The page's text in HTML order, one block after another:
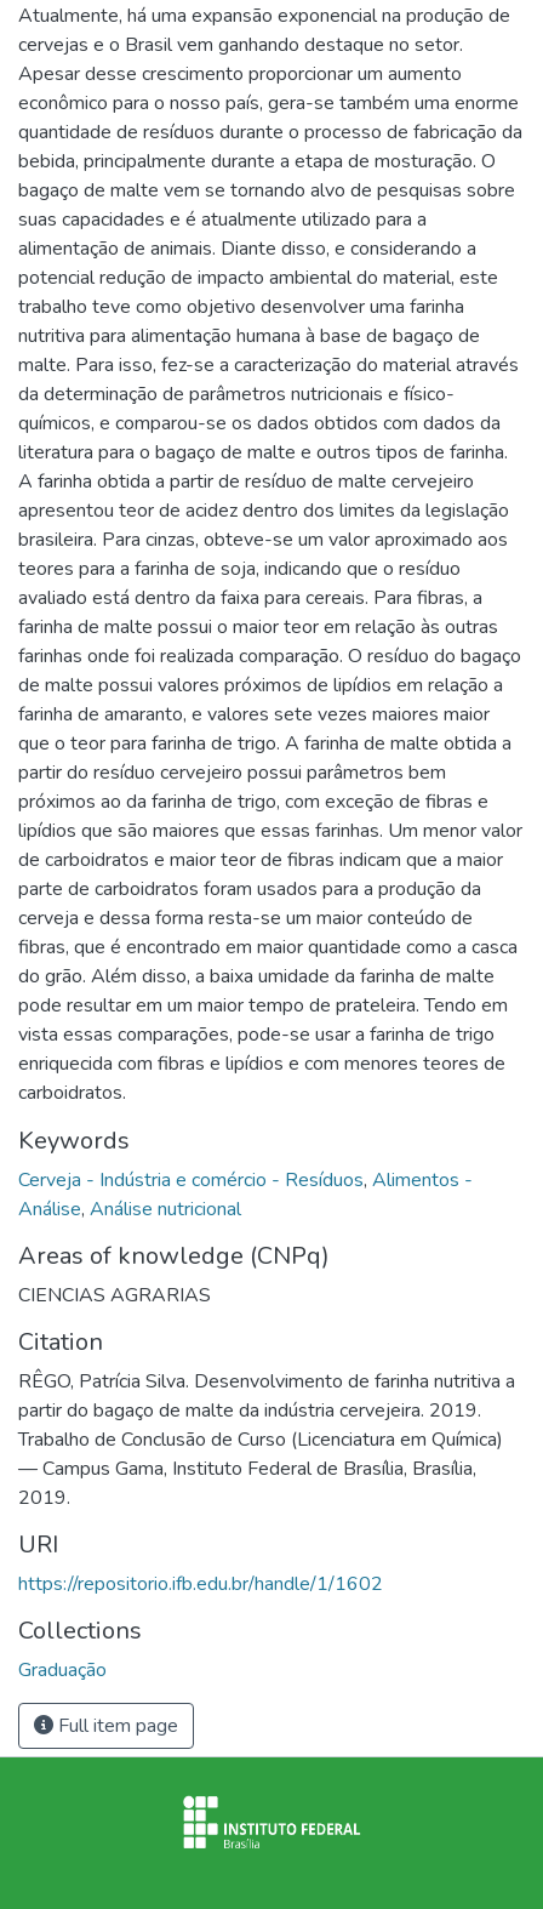
Atualmente, há uma expansão exponencial na produção de
cervejas e o Brasil vem ganhando destaque no setor.
Apesar desse crescimento proporcionar um aumento
econômico para o nosso país, gera-se também uma enorme
quantidade de resíduos durante o processo de fabricação da
bebida, principalmente durante a etapa de mosturação. O
bagaço de malte vem se tornando alvo de pesquisas sobre
suas capacidades e é atualmente utilizado para a
alimentação de animais. Diante disso, e considerando a
potencial redução de impacto ambiental do material, este
trabalho teve como objetivo desenvolver uma farinha
nutritiva para alimentação humana à base de bagaço de
malte. Para isso, fez-se a caracterização do material através
da determinação de parâmetros nutricionais e físico-
químicos, e comparou-se os dados obtidos com dados da
literatura para o bagaço de malte e outros tipos de farinha.
A farinha obtida a partir de resíduo de malte cervejeiro
apresentou teor de acidez dentro dos limites da legislação
brasileira. Para cinzas, obteve-se um valor aproximado aos
teores para a farinha de soja, indicando que o resíduo
avaliado está dentro da faixa para cereais. Para fibras, a
farinha de malte possui o maior teor em relação às outras
farinhas onde foi realizada comparação. O resíduo do bagaço
de malte possui valores próximos de lipídios em relação a
farinha de amaranto, e valores sete vezes maiores maior
que o teor para farinha de trigo. A farinha de malte obtida a
partir do resíduo cervejeiro possui parâmetros bem
próximos ao da farinha de trigo, com exceção de fibras e
lipídios que são maiores que essas farinhas. Um menor valor
de carboidratos e maior teor de fibras indicam que a maior
parte de carboidratos foram usados para a produção da
cerveja e dessa forma resta-se um maior conteúdo de
fibras, que é encontrado em maior quantidade como a casca
do grão. Além disso, a baixa umidade da farinha de malte
pode resultar em um maior tempo de prateleira. Tendo em
vista essas comparações, pode-se usar a farinha de trigo
enriquecida com fibras e lipídios e com menores teores de
carboidratos.
Keywords
Cerveja - Indústria e comércio - Resíduos, Alimentos -
Análise, Análise nutricional
Areas of knowledge (CNPq)
CIENCIAS AGRARIAS
Citation
RÊGO, Patrícia Silva. Desenvolvimento de farinha nutritiva a
partir do bagaço de malte da indústria cervejeira. 2019.
Trabalho de Conclusão de Curso (Licenciatura em Química)
— Campus Gama, Instituto Federal de Brasília, Brasília,
2019.
URI
https://repositorio.ifb.edu.br/handle/1/1602
Collections
Graduação
Full item page